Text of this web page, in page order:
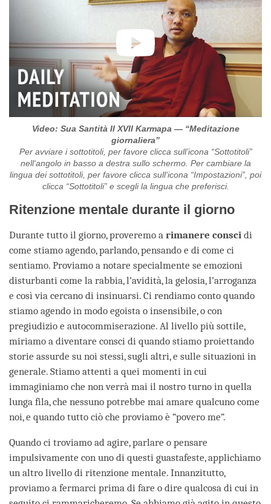
Video: Sua Santità Il XVII Karmapa — “Meditazione
giornaliera”
Per avviare i sottotitoli, per favore clicca sull’icona “Sottotitoli”
nell‘angolo in basso a destra sullo schermo. Per cambiare la
lingua dei sottotitoli, per favore clicca sull‘icona “Impostazioni”, poi
clicca “Sottotitoli” e scegli la lingua che preferisci.
Ritenzione mentale durante il giorno
Durante tutto il giorno, proveremo a rimanere consci di
come stiamo agendo, parlando, pensando e di come ci
sentiamo. Proviamo a notare specialmente se emozioni
disturbanti come la rabbia, l’avidità, la gelosia, l’arroganza
e così via cercano di insinuarsi. Ci rendiamo conto quando
stiamo agendo in modo egoista o insensibile, o con
pregiudizio e autocommiserazione. Al livello più sottile,
miriamo a diventare consci di quando stiamo proiettando
storie assurde su noi stessi, sugli altri, e sulle situazioni in
generale. Stiamo attenti a quei momenti in cui
immaginiamo che non verrà mai il nostro turno in quella
lunga fila, che nessuno potrebbe mai amare qualcuno come
noi, e quando tutto ciò che proviamo è “povero me”.
Quando ci troviamo ad agire, parlare o pensare
impulsivamente con uno di questi guastafeste, applichiamo
un altro livello di ritenzione mentale. Innanzitutto,
proviamo a fermarci prima di fare o dire qualcosa di cui in